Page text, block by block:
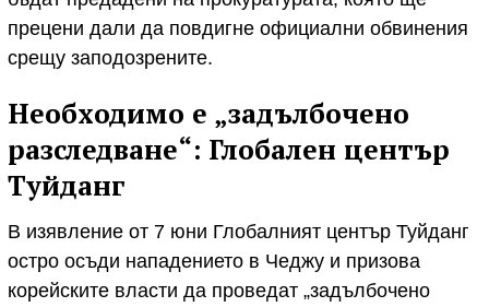
прецени дали да повдигне официални обвинения
срещу заподозрените.
Необходимо е „задълбочено
разследване“: Глобален център
Туйданг
В изявление от 7 юни Глобалният център Туйданг
остро осъди нападението в Чеджу и призова
корейските власти да проведат „задълбочено